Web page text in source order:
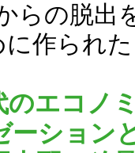
らの脱出
作られ
のエコノ
ーション